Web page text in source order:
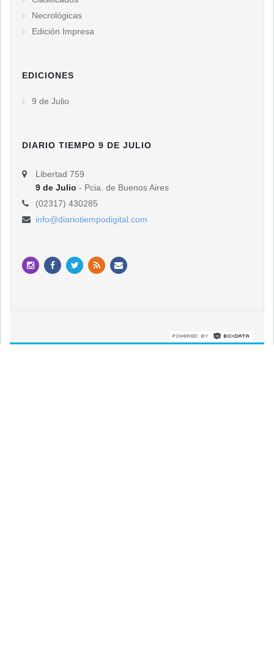
Necrológicas
Edición Impresa
EDICIONES
9 de Julio
DIARIO TIEMPO 9 DE JULIO
Libertad 759
9 de Julio - Pcia. de Buenos Aires
(02317) 430285
info@diariotiempodigital.com